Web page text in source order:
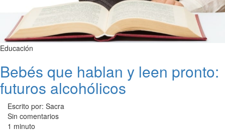
Educación
Bebés que hablan y leen pronto:
futuros alcohólicos
Escrito por: Sacra
Sin comentarios
1 minuto